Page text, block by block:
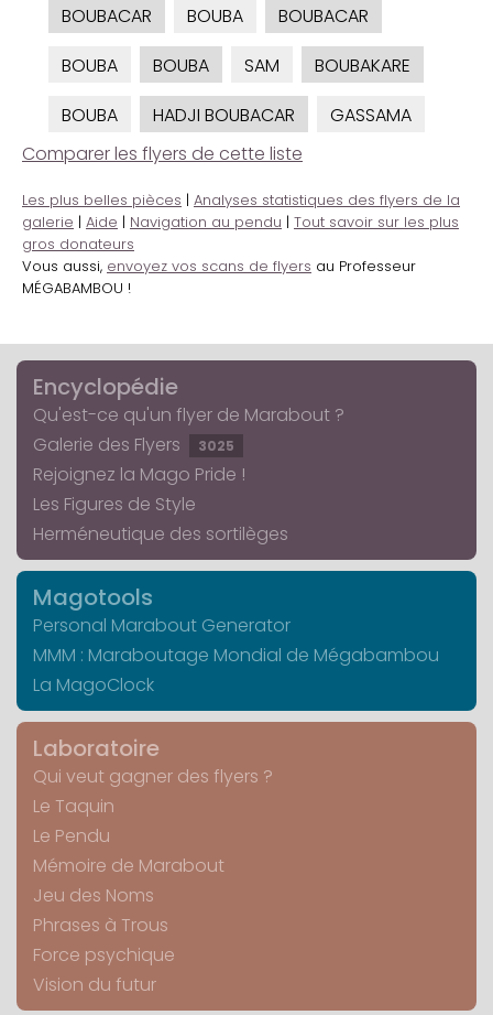
BOUBACAR
BOUBA
BOUBACAR
BOUBA
BOUBA SAM
BOUBAKARE
BOUBA
HADJI BOUBACAR
GASSAMA
Comparer les flyers de cette liste
Les plus belles pièces | Analyses statistiques des flyers de la
galerie | Aide | Navigation au pendu | Tout savoir sur les plus
gros donateurs
Vous aussi, envoyez vos scans de flyers au Professeur
MÉGABAMBOU !
Encyclopédie
Qu'est-ce qu'un flyer de Marabout ?
Galerie des Flyers
3025
Rejoignez la Mago Pride !
Les Figures de Style
Herméneutique des sortilèges
Magotools
Personal Marabout Generator
MMM : Maraboutage Mondial de Mégabambou
La MagoClock
Laboratoire
Qui veut gagner des flyers ?
Le Taquin
Le Pendu
Mémoire de Marabout
Jeu des Noms
Phrases à Trous
Force psychique
Vision du futur